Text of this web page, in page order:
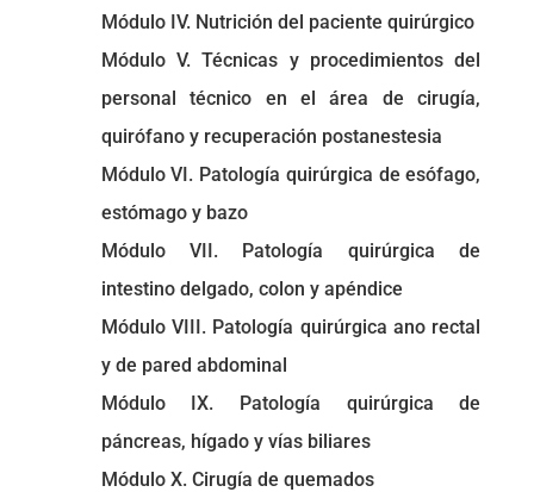
Módulo IV. Nutrición del paciente quirúrgico
Módulo V. Técnicas y procedimientos del
personal técnico en el área de cirugía,
quirófano y recuperación postanestesia
Módulo VI. Patología quirúrgica de esófago,
estómago y bazo
Módulo VII. Patología quirúrgica de
intestino delgado, colon y apéndice
Módulo VIII. Patología quirúrgica ano rectal
y de pared abdominal
Módulo IX. Patología quirúrgica de
páncreas, hígado y vías biliares
Módulo X. Cirugía de quemados